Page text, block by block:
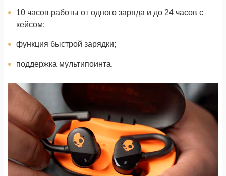
10 часов работы от одного заряда и до 24 часов с
кейсом;
функция быстрой зарядки;
поддержка мультипоинта.